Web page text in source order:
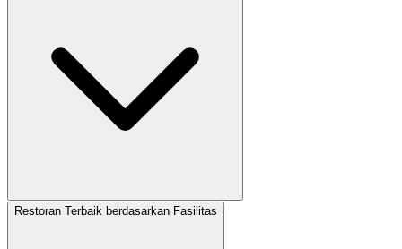
Restoran Terbaik berdasarkan Fasilitas